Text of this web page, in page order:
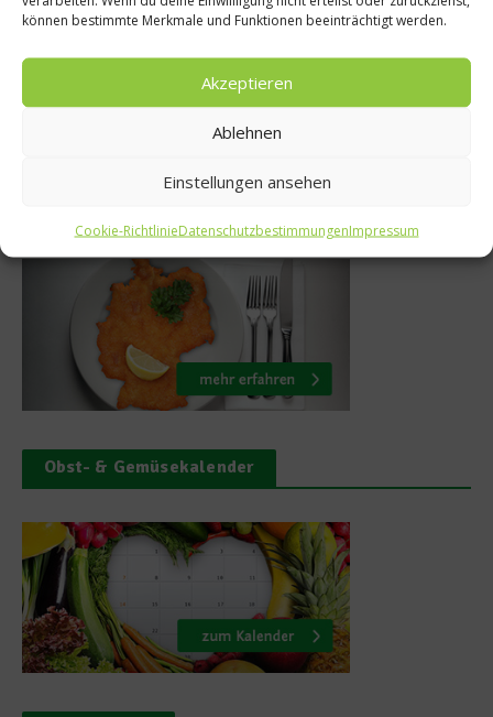
können bestimmte Merkmale und Funktionen beeinträchtigt werden.
Akzeptieren
Ablehnen
Einstellungen ansehen
Cookie-RichtlinieDatenschutzbestimmungenImpressum
feiert
Größter
Obst- & Gemüsekalender